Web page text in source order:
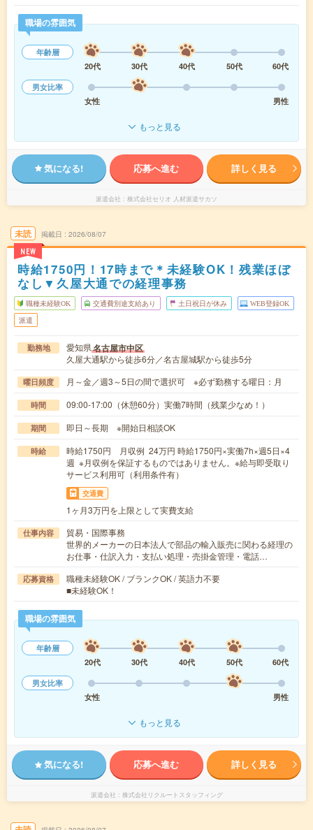
職場の雰囲気
年齢層
20代
30代 40代 50代
60代
男女比率
女性
男性
もっと見る
気になる! 応募へ進む 詳しく見る
派遣会社 株式会社セリオ 人材派遣サカソ
未読
NEW
掲載日 2026/08/07
時給1750円！17時まで＊未経験OK！残業ほぼ
なし▼久屋大通での経理事務
職種未経験OK 交通費別途支給あり 土日祝日が休み WEB登録OK
派遣
勤務地 愛知県名古屋市中区
久屋大通駅から徒歩6分／名古屋城駅から徒歩5分
曜日頻度 月～金／週3～5日の間で選択可 ※必ず勤務する曜日：月
時間 09:00-17:00（休憩60分）実働7時間（残業少なめ！）
期間 即日～長期 ※開始日相談OK
時給
時給1750円 月収例 24万円 時給1750円×実働7h×週5日×4
週 ※月収例を保証するものではありません。※給与即受取り
サービス利用可（利用条件有）
交通費
1ヶ月3万円を上限として実費支給
仕事内容
貿易・国際事務
世界的メーカーの日本法人で部品の輸入販売に関わる経理の
お仕事・仕訳入力・支払い処理・売掛金管理・電話…
応募資格
職種未経験OK / ブランクOK / 英語力不要
■未経験OK！
職場の雰囲気
年齢層
20代
30代 40代 50代
60代
男女比率
女性
男性
もっと見る
気になる! 応募へ進む 詳しく見る
派遣会社 株式会社リクルートスタッフィング